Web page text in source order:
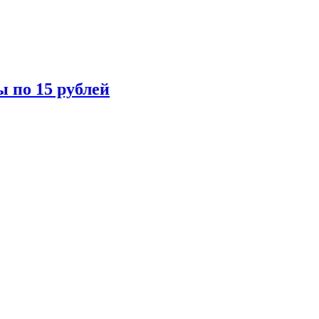
по 15 рублей